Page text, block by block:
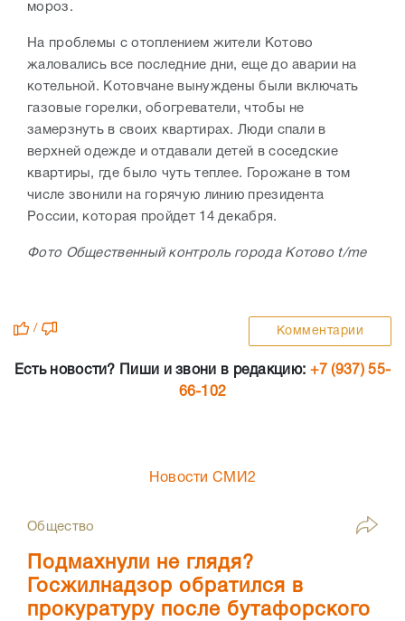
мороз.
На проблемы с отоплением жители Котово
жаловались все последние дни, еще до аварии на
котельной. Котовчане вынуждены были включать
газовые горелки, обогреватели, чтобы не
замерзнуть в своих квартирах. Люди спали в
верхней одежде и отдавали детей в соседские
квартиры, где было чуть теплее. Горожане в том
числе звонили на горячую линию президента
России, которая пройдет 14 декабря.
Фото Общественный контроль города Котово t/me
/ Комментарии
Есть новости? Пиши и звони в редакцию: +7 (937) 55-
66-102
Новости СМИ2
Общество
Подмахнули не глядя?
Госжилнадзор обратился в
прокуратуру после бутафорского